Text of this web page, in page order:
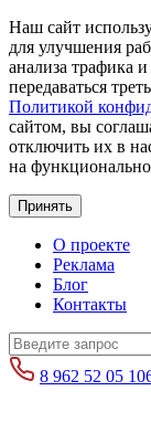
Наш сайт
для улучшения
анализа трафика
передаваться
Политикой
сайтом, вы
отключить их в
на
Принять
О проекте
Реклама
Блог
Контакты
8 962 52 05